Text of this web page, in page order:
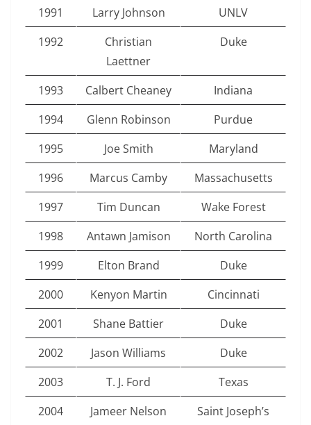
1991 Larry Johnson
UNLV
1992
Christian
Laettner
Duke
1993 Calbert Cheaney
Indiana
1994
Glenn Robinson
Purdue
1995
Joe Smith
Maryland
1996
Marcus Camby
Massachusetts
1997
Tim Duncan
Wake Forest
1998
Antawn Jamison
North Carolina
1999
Elton Brand
Duke
2000
Kenyon Martin
Cincinnati
2001
Shane Battier
Duke
2002
Jason Williams
Duke
2003
T. J. Ford
Texas
2004
Jameer Nelson
Saint Joseph’s